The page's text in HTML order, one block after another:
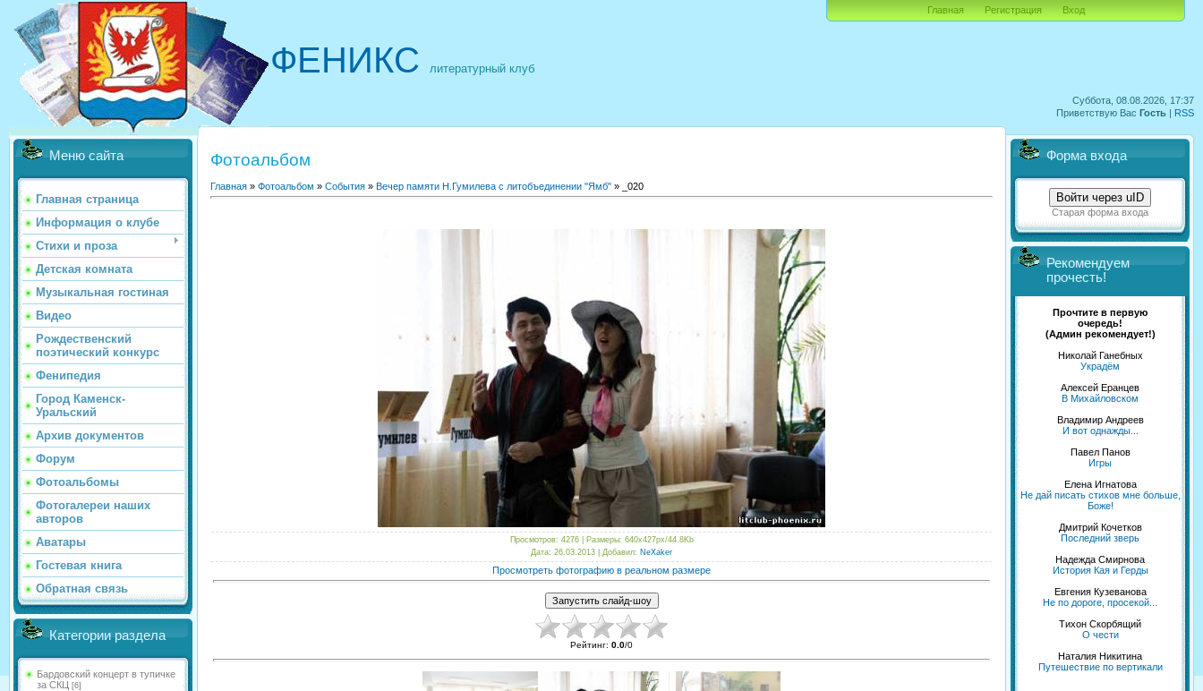
Суббота, 08.08.2026, 17:37
Приветствую Вас Гость | RSS
ФЕНИКС литературный клуб
Главная Регистрация Вход
Меню сайта
Главная страница
Информация о клубе
Стихи и проза
Детская комната
Музыкальная гостиная
Видео
Рождественский
поэтический конкурс
Фенипедия
Город Каменск-
Уральский
Архив документов
Форум
Фотоальбомы
Фотогалереи наших
авторов
Аватары
Гостевая книга
Обратная связь
Категории раздела
Бардовский концерт в тупичке
за СКЦ [6]
Фотоальбом
Главная » Фотоальбом » События » Вечер памяти Н.Гумилева с литобъединении "Ямб" » _020
Просмотров: 4276 | Размеры: 640x427px/44.8Kb
Дата: 26.03.2013 | Добавил: NeXaker
Просмотреть фотографию в реальном размере
Рейтинг: 0.0/0
Форма входа
Войти через uID
Старая форма входа
Рекомендуем
прочесть!
Прочтите в первую
очередь!
(Админ рекомендует!)
Николай Ганебных
Украдём
Алексей Еранцев
В Михайловском
Владимир Андреев
И вот однажды...
Павел Панов
Игры
Елена Игнатова
Не дай писать стихов мне больше,
Боже!
Дмитрий Кочетков
Последний зверь
Надежда Смирнова
История Кая и Герды
Евгения Кузеванова
Не по дороге, просекой...
Тихон Скорбящий
О чести
Наталия Никитина
Путешествие по вертикали